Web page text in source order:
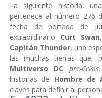
La siguiente historia,
pertenece al número 276
fecha de portada de
extraordinario Curt Swan
Capitán Thunder, una
las muchas tierras que,
Multiverso DC
pre-Crisis
historias del Hombre de
claves para definir al